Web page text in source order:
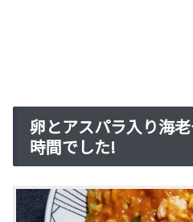
卵とアスパラ入り海
時間でした!